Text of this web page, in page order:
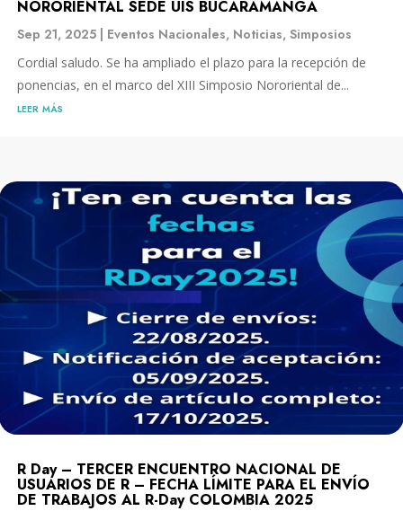
NORORIENTAL SEDE UIS BUCARAMANGA
Sep 21, 2025 | Eventos Nacionales, Noticias, Simposios
Cordial saludo. Se ha ampliado el plazo para la recepción de
ponencias, en el marco del XIII Simposio Nororiental de...
leer más
R Day – TERCER ENCUENTRO NACIONAL DE
USUARIOS DE R – FECHA LÍMITE PARA EL ENVÍO
DE TRABAJOS AL R-Day COLOMBIA 2025